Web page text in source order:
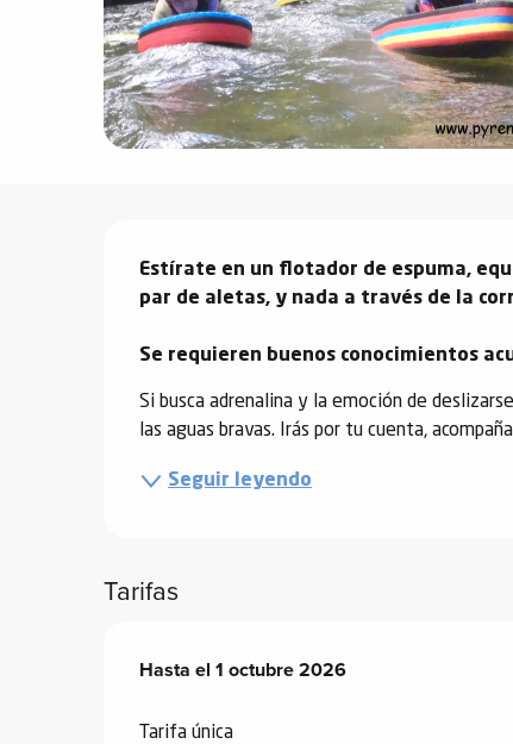
Descripción
Estírate en un flotador de espuma,
par de aletas, y nada a través de la
Se requieren buenos conocimientos
Si busca adrenalina y la emoción de
las aguas bravas. Irás por tu cuenta,
Seguir leyendo
Tarifas
Desde 15 marzo 2025hasta
Hasta el 1 octubre 2026
Tarifa única